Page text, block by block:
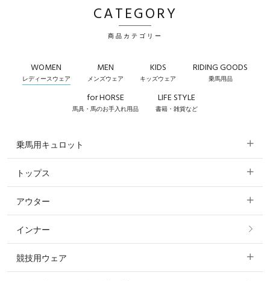
CATEGORY
商品カテゴリー
WOMEN
レディースウェア
MEN
メンズウェア
KIDS
キッズウェア
RIDING GOODS
乗馬用品
for HORSE
馬具・馬のお手入れ用品
LIFE STYLE
書籍・雑貨など
乗馬用キュロット
すべてのキュロット
フルグリップ・尻革 キュロット
ニーグリップ・膝革 キュロット
トップス
すべてのトップス
ポロシャツ
カットソー・Tシャツ・タンクトップ
アウター
すべてのアウター
コート
インナー
競技用ウェア